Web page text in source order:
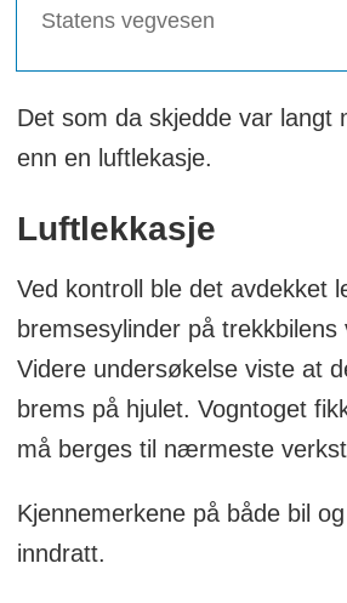
Statens vegvesen
Det som da skjedde var langt
enn en luftlekasje.
Luftlekkasje
Ved kontroll ble det avdekket
bremsesylinder på
Videre undersøkelse viste at
brems på hjulet. Vogntoget
må berges til nærmeste
Kjennemerkene på både bil
inndratt.